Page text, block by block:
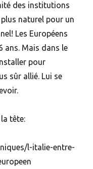
des institutions
naturel pour un
Les Européens
ans. Mais dans le
pour
sûr allié. Lui se
tête:
l-italie-entre-